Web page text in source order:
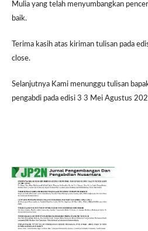
Mulia yang telah menyumbangkan
baik.
Terima kasih atas kiriman tulisan pada
close.
Selanjutnya Kami menunggu tulisan
pengabdi pada edisi 3 3 Mei Agustus